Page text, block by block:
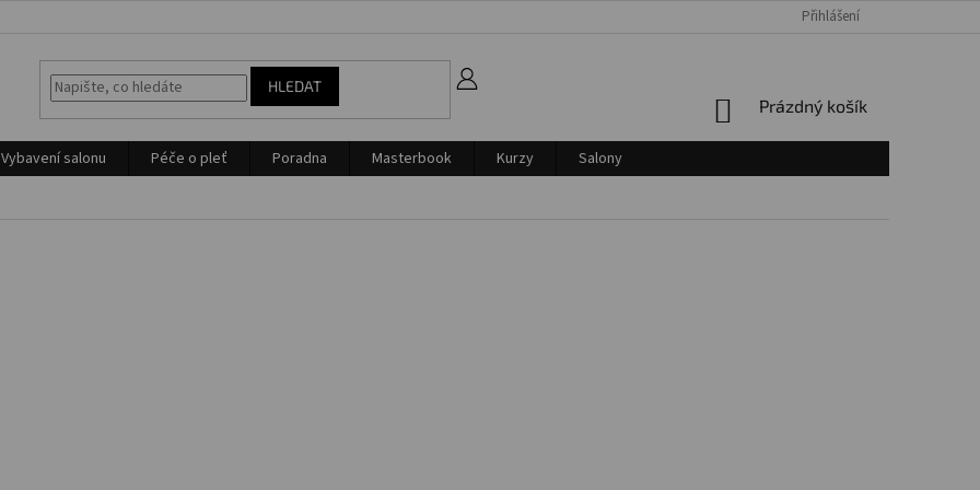
Přihlášení
HLEDAT
NÁKUPNÍ
Prázdný košík
Vybavení salonu Péče o pleť Poradna Masterbook Kurzy Salony